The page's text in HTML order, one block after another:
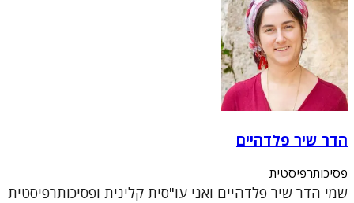
הדר שיר פלדהיים
פסיכותרפיסטית
שמי הדר שיר פלדהיים ואני עו"סית קלינית ופסיכותרפיסטית